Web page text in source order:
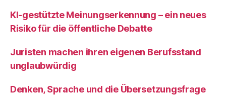
KI‑gestützte Meinungserkennung – ein neues
Risiko für die öffentliche Debatte
Juristen machen ihren eigenen Berufsstand
unglaubwürdig
Denken, Sprache und die Übersetzungsfrage